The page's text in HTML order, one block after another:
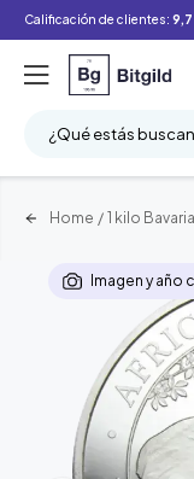
Calificación de clientes: 9,7
¿Qué estás
Home / 1 kilo
Imagen y